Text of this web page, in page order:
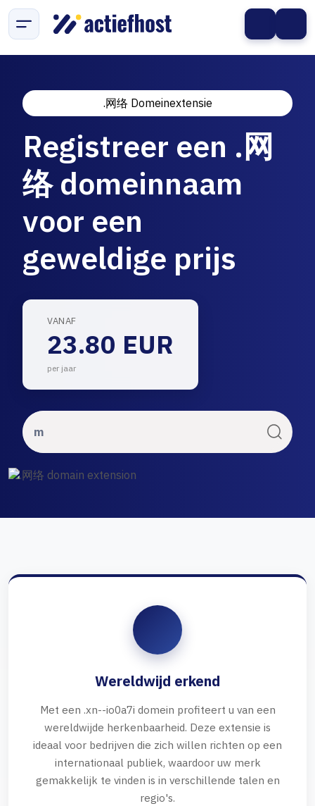
.网络 Domeinextensie
Registreer een .网
络 domeinnaam
voor een
geweldige prijs
VANAF
23.80 EUR
per jaar
Wereldwijd erkend
Met een .xn--io0a7i domein profiteert u van een
wereldwijde herkenbaarheid. Deze extensie is
ideaal voor bedrijven die zich willen richten op een
internationaal publiek, waardoor uw merk
gemakkelijk te vinden is in verschillende talen en
regio's.